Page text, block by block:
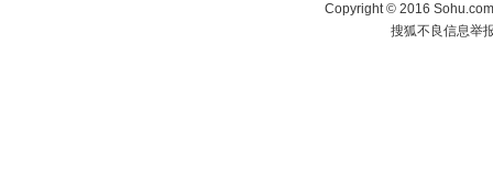
Copyright©2016
搜狐不良信息举